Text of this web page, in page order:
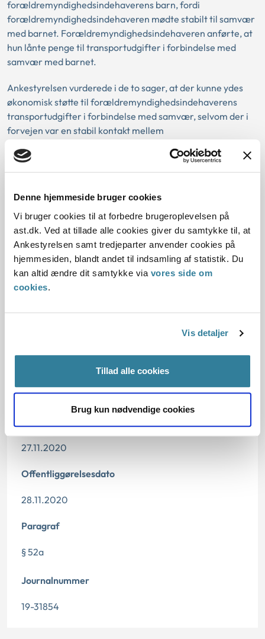
Denne hjemmeside bruger cookies
Vi bruger cookies til at forbedre brugeroplevelsen på
ast.dk. Ved at tillade alle cookies giver du samtykke til, at
Ankestyrelsen samt tredjeparter anvender cookies på
hjemmesiden, blandt andet til indsamling af statistik. Du
kan altid ændre dit samtykke via vores side om
cookies.
Vis detaljer
Tillad alle cookies
Brug kun nødvendige cookies
forældremyndighedsindehaverens barn, fordi
forældremyndighedsindehaveren mødte stabilt til samvær
med barnet. Forældremyndighedsindehaveren anførte, at
hun lånte penge til transportudgifter i forbindelse med
samvær med barnet.
Ankestyrelsen vurderede i de to sager, at der kunne ydes
økonomisk støtte til forældremyndighedsindehaverens
transportudgifter i forbindelse med samvær, selvom der i
forvejen var en stabil kontakt mellem
kunne ikke lægge vægt på
forældremyndighedsindehavernes økonomiske forhold.
Baggrund for at behandle sagerne principielt
Reglerne
De konkrete afgørelser
Begrundelse for afgørelsen
27.11.2020
Offentliggørelsesdato
28.11.2020
Paragraf
§ 52a
Journalnummer
19-31854